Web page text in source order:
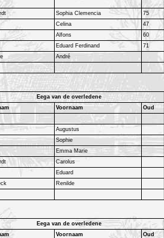
Sophia Clemencia 75
Celina 47
Alfons 60
Eduard Ferdinand 71
André
Eega van de overledene
Voornaam Oud
Augustus
Sophie
Emma Marie
Carolus
Eduard
Renilde
Eega van de overledene
Voornaam Oud